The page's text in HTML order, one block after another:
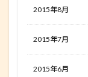
2015年8月
2015年7月
2015年6月